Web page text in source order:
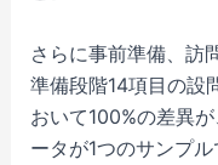
さらに事前準備、訪
準備段階14項目の設
おいて100%の差異
ータが1つのサンプル